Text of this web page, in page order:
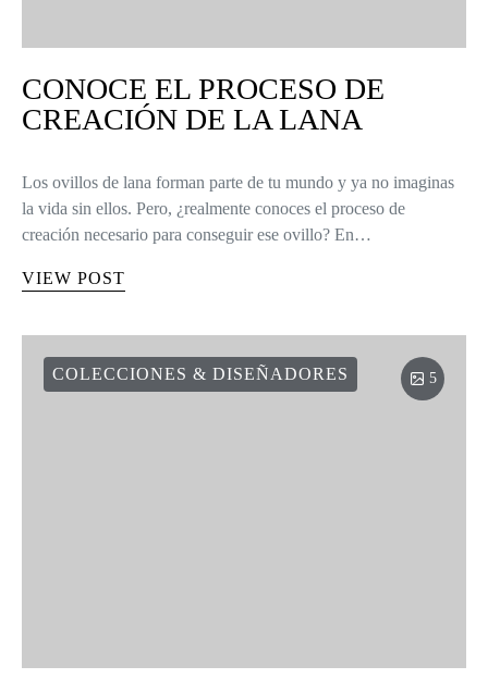
CONOCE EL PROCESO DE
CREACIÓN DE LA LANA
Los ovillos de lana forman parte de tu mundo y ya no imaginas
la vida sin ellos. Pero, ¿realmente conoces el proceso de
creación necesario para conseguir ese ovillo? En…
VIEW POST
COLECCIONES & DISEÑADORES 5